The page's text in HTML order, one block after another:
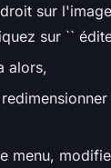
sur
sur ``
alors,
menu,